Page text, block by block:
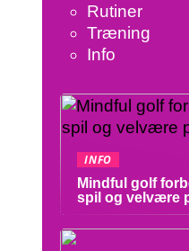
Rutiner
Træning
Info
INFO
Mindful golf
spil og velvære